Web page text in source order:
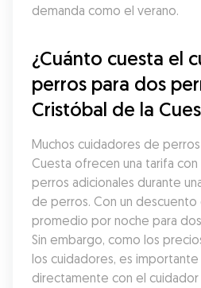
demanda como el verano.
¿Cuánto cuesta el
perros para dos
Cristóbal de la
Muchos cuidadores de
Cuesta ofrecen una tarifa
perros adicionales durante
de perros. Con un
promedio por noche para
Sin embargo, como los
los cuidadores, es importante
directamente con el